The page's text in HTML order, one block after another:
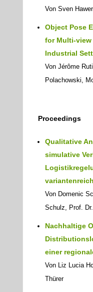
Von Sven
Object Pose
for Multi-view
Industrial
Von Jérôme
Polachowski,
Proceedings
Qualitative
simulative
Von Domenic
Schulz, Prof.
Nachhaltige
einer
Von Liz Lucia
Thürer